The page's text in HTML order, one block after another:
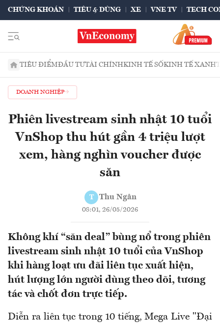
CHỨNG KHOÁN TIÊU & DÙNG XE VNE TV TECH
TIÊU ĐIỂMĐẦU TƯTÀI CHÍNHKINH TẾ SỐKINH TẾ XANH
DOANH NGHIỆP
Phiên livestream sinh nhật 10 tuổi
VnShop thu hút gần 4 triệu lượt
xem, hàng nghìn voucher được
săn
T Thu Ngân
08:01, 26/05/2026
Không khí “săn deal” bùng nổ trong phiên
livestream sinh nhật 10 tuổi của VnShop
khi hàng loạt ưu đãi liên tục xuất hiện,
hút lượng lớn người dùng theo dõi, tương
tác và chốt đơn trực tiếp.
Diễn ra liên tục trong 10 tiếng, Mega Live "Đại